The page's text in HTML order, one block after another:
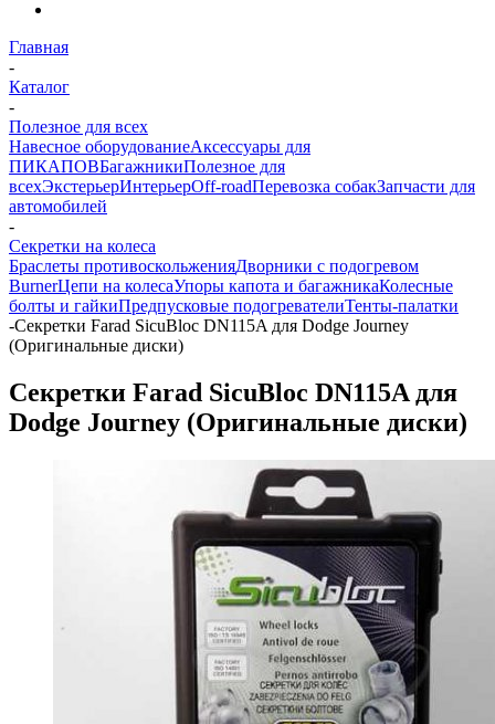
Главная
-
Каталог
-
Полезное для всех
Навесное оборудованиеАксессуары для
ПИКАПОВБагажникиПолезное для
всехЭкстерьерИнтерьерOff-roadПеревозка собакЗапчасти для
автомобилей
-
Секретки на колеса
Браслеты противоскольженияДворники с подогревом
BurnerЦепи на колесаУпоры капота и багажникаКолесные
болты и гайкиПредпусковые подогревателиТенты-палатки
-Секретки Farad SicuBloc DN115A для Dodge Journey
(Оригинальные диски)
Секретки Farad SicuBloc DN115A для
Dodge Journey (Оригинальные диски)